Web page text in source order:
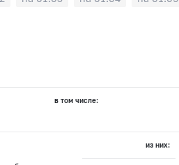
в том числе:
из них: